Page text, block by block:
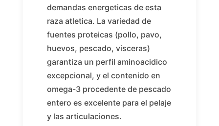
demandas energeticas de esta
raza atletica. La variedad de
fuentes proteicas (pollo, pavo,
huevos, pescado, visceras)
garantiza un perfil aminoacidico
excepcional, y el contenido en
omega-3 procedente de pescado
entero es excelente para el pelaje
y las articulaciones.